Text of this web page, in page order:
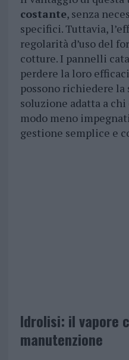
costante, senza
specifici. Tuttavia,
regolarità d’uso del
cotture. I pannelli
perdere la loro
possono richiedere la
soluzione adatta a
modo meno
gestione semplice e
Idrolisi: il vapore
manutenzione